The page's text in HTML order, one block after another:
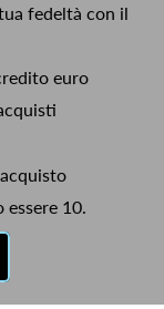
fedeltà con il
euro
10.